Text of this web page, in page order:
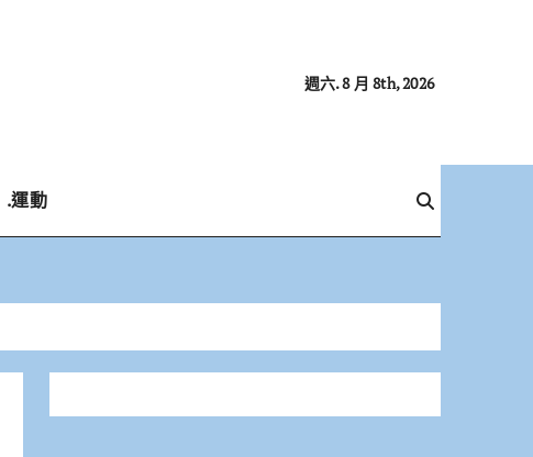
週六. 8 月 8th, 2026
.運動